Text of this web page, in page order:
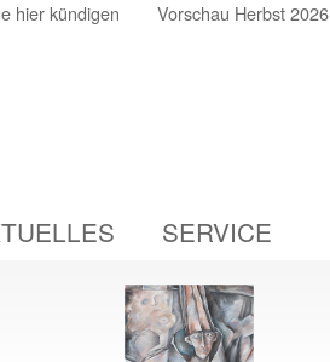
hier kündigen Vorschau Herbst 2026
SERVICE